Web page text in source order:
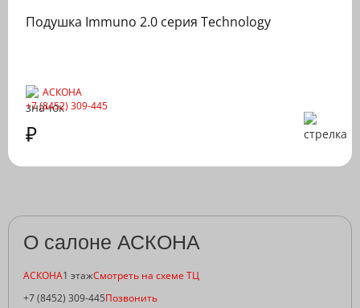
Подушка Immuno 2.0 серия Technology
АСКОНА
+7 (8452) 309-445
₽
О салоне АСКОНА
АСКОНА1 этажСмотреть на схеме ТЦ
+7 (8452) 309-445Позвонить